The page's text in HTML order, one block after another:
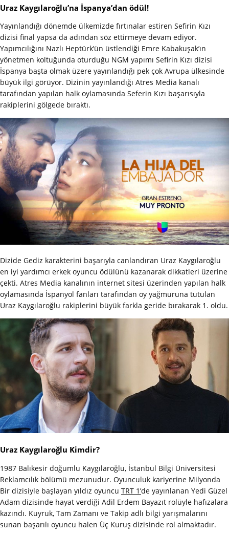
Uraz Kaygılaroğlu’na İspanya’dan ödül!
Yayınlandığı dönemde ülkemizde fırtınalar estiren Sefirin Kızı
dizisi final yapsa da adından söz ettirmeye devam ediyor.
Yapımcılığını Nazlı Heptürk’ün üstlendiği Emre Kabakuşak’ın
yönetmen koltuğunda oturduğu NGM yapımı Sefirin Kızı dizisi
İspanya başta olmak üzere yayınlandığı pek çok Avrupa ülkesinde
büyük ilgi görüyor. Dizinin yayınlandığı Atres Media kanalı
tarafından yapılan halk oylamasında Seferin Kızı başarısıyla
rakiplerini gölgede bıraktı.
Dizide Gediz karakterini başarıyla canlandıran Uraz Kaygılaroğlu
en iyi yardımcı erkek oyuncu ödülünü kazanarak dikkatleri üzerine
çekti. Atres Media kanalının internet sitesi üzerinden yapılan halk
oylamasında İspanyol fanları tarafından oy yağmuruna tutulan
Uraz Kaygılaroğlu rakiplerini büyük farkla geride bırakarak 1. oldu.
Uraz Kaygılaroğlu Kimdir?
1987 Balıkesir doğumlu Kaygılaroğlu, İstanbul Bilgi Üniversitesi
Reklamcılık bölümü mezunudur. Oyunculuk kariyerine Milyonda
Bir dizisiyle başlayan yıldız oyuncu TRT 1’de yayınlanan Yedi Güzel
Adam dizisinde hayat verdiği Adil Erdem Bayazıt rolüyle hafızalara
kazındı. Kuyruk, Tam Zamanı ve Takip adlı bilgi yarışmalarını
sunan başarılı oyuncu halen Üç Kuruş dizisinde rol almaktadır.